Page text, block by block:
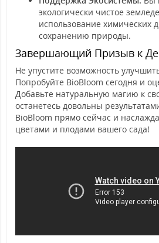
экологически чистое
использование химических
сохранению природы.
Завершающий Призыв к
Не упустите возможность
Попробуйте BioBloom сегодня и
Добавьте натуральную магию к
останетесь довольны
BioBloom прямо сейчас и
цветами и плодами вашего сада!